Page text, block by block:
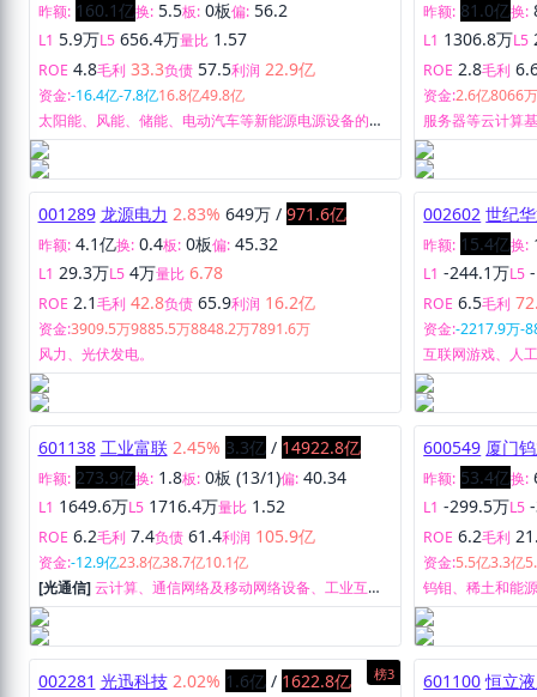
昨额: 160.1亿换: 5.5板: 0板偏: 56.2
L1 5.9万L5 656.4万量比 1.57
ROE 4.8毛利 33.3负债 57.5利润 22.9亿
资金:-16.4亿-7.8亿16.8亿49.8亿
太阳能、风能、储能、电动汽车等新能源电源设备的研
发、生产、销售和服务。
昨额: 81.0亿换:
L1 1306.8万L5
ROE 2.8毛利
资金:2.6亿8066
服务器等云计算
001289 龙源电力 2.83% 649万 / 971.6亿
昨额: 4.1亿换: 0.4板: 0板偏: 45.32
L1 29.3万L5 4万量比 6.78
ROE 2.1毛利 42.8负债 65.9利润 16.2亿
资金:3909.5万9885.5万8848.2万7891.6万
风力、光伏发电。
002602 世纪
昨额: 15.4亿换:
L1 -244.1万L5
ROE 6.5毛利
资金:-2217.9万-
互联网游戏、人
601138 工业富联 2.45% 3.3亿 / 14922.8亿
昨额: 273.9亿换: 1.8板: 0板 (13/1)偏: 40.34
L1 1649.6万L5 1716.4万量比 1.52
ROE 6.2毛利 7.4负债 61.4利润 105.9亿
资金:-12.9亿23.8亿38.7亿10.1亿
[光通信]云计算、通信网络及移动网络设备、工业互联
网。
600549 厦门
昨额: 53.4亿换:
L1 -299.5万L5
ROE 6.2毛利
资金:5.5亿3.3亿
钨钼、稀土和能
榜3
002281 光迅科技 2.02% 1.6亿 / 1622.8亿 601100 恒立